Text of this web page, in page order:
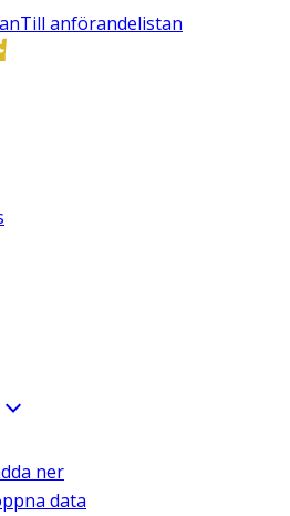
Till anförandelistan
ner
data